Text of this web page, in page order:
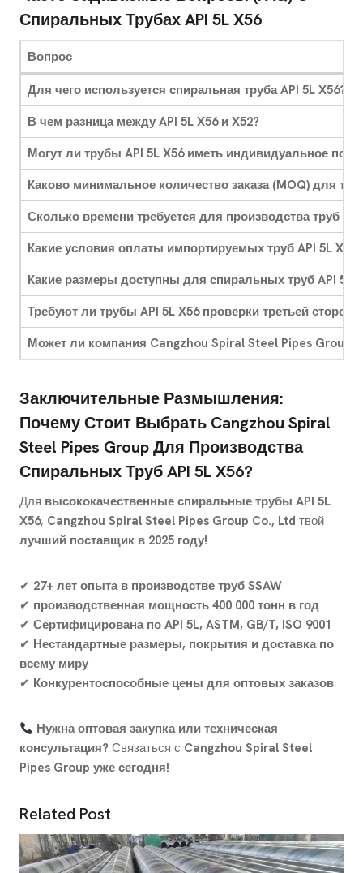
Спиральных Трубах API 5L X56
Вопрос
Для чего используется спиральная труба API 5L X56?
В чем разница между API 5L X56 и X52?
Могут ли трубы API 5L X56 иметь индивидуальное
Каково минимальное количество заказа (MOQ) для
Сколько времени требуется для производства труб API
Какие условия оплаты импортируемых труб API 5L X56?
Какие размеры доступны для спиральных труб API 5L
Требуют ли трубы API 5L X56 проверки третьей
Может ли компания Cangzhou Spiral Steel Pipes Group
Заключительные Размышления:
Почему Стоит Выбрать Cangzhou Spiral
Steel Pipes Group Для Производства
Спиральных Труб API 5L X56?
Для высококачественные спиральные трубы API 5L
X56, Cangzhou Spiral Steel Pipes Group Co., Ltd твой
лучший поставщик в 2025 году!
✔ 27+ лет опыта в производстве труб SSAW
✔ производственная мощность 400 000 тонн в год
✔ Сертифицирована по API 5L, ASTM, GB/T, ISO 9001
✔ Нестандартные размеры, покрытия и доставка по
всему миру
✔ Конкурентоспособные цены для оптовых заказов
Нужна оптовая закупка или техническая
консультация? Связаться с Cangzhou Spiral Steel
Pipes Group уже сегодня!
Related Post